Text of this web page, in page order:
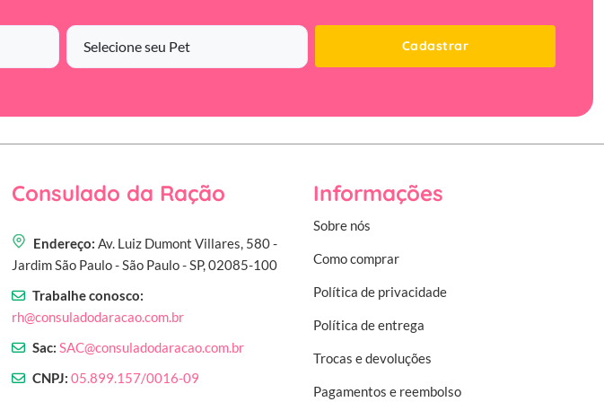
dental.br Odor e
Cadastrar
Consulado da Ração
Endereço: Av. Luiz Dumont Villares, 580 -
Jardim São Paulo - São Paulo - SP, 02085-100
Trabalhe conosco:
rh@consuladodaracao.com.br
Sac: SAC@consuladodaracao.com.br
CNPJ: 05.899.157/0016-09
Informações
Sobre nós
Como comprar
Política de privacidade
Política de entrega
Trocas e devoluções
Pagamentos e reembolso